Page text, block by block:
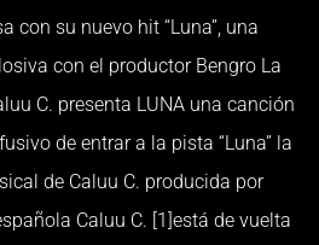
con su nuevo hit “Luna”, una
con el productor Bengro La
C. presenta LUNA una canción
de entrar a la pista “Luna” la
de Caluu C. producida por
Caluu C. [1]está de vuelta